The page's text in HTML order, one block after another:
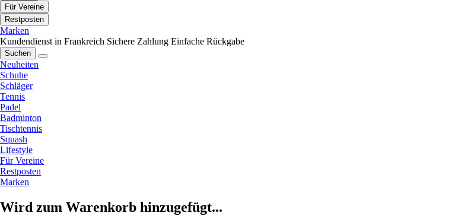
Für Vereine
Restposten
Marken
Kundendienst in Frankreich Sichere Zahlung Einfache Rückgabe
Suchen
Neuheiten
Schuhe
Schläger
Tennis
Padel
Badminton
Tischtennis
Squash
Lifestyle
Für Vereine
Restposten
Marken
Wird zum Warenkorb hinzugefügt...